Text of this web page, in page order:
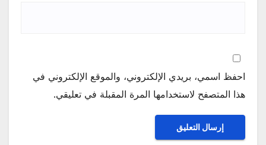
احفظ اسمي، بريدي الإلكتروني، والموقع الإلكتروني في
هذا المتصفح لاستخدامها المرة المقبلة في تعليقي.